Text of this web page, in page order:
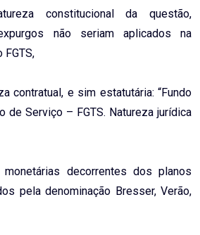
constitucional da questão,
não seriam aplicados na
FGTS,
contratual, e sim estatutária: “Fundo
de Serviço – FGTS. Natureza jurídica
monetárias decorrentes dos planos
pela denominação Bresser, Verão,